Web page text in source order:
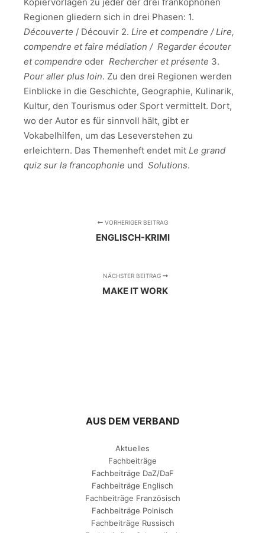
Regionen gliedern sich in drei Phasen: 1.
Découverte / Découvir 2. Lire et compendre / Lire,
compendre et faire médiation / Regarder écouter
et compendre oder Rechercher et présente 3.
Pour aller plus loin. Zu den drei Regionen werden
Einblicke in die Geschichte, Geographie, Kulinarik,
Kultur, den Tourismus oder Sport vermittelt. Dort,
wo der Autor es für sinnvoll hält, gibt er
Vokabelhilfen, um das Leseverstehen zu
erleichtern. Das Themenheft endet mit Le grand
quiz sur la francophonie und Solutions.
VORHERIGER BEITRAG
ENGLISCH-KRIMI
NÄCHSTER BEITRAG
MAKE IT WORK
AUS DEM VERBAND
Aktuelles
Fachbeiträge
Fachbeiträge DaZ/DaF
Fachbeiträge Englisch
Fachbeiträge Französisch
Fachbeiträge Polnisch
Fachbeiträge Russisch